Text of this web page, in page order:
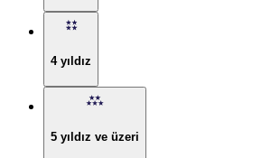
4 yıldız
5 yıldız ve üzeri